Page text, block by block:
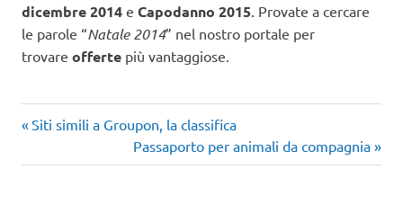
dicembre 2014 e Capodanno 2015. Provate a cercare
le parole “Natale 2014” nel nostro portale per
trovare offerte più vantaggiose.
Navigazione
articoli
Articolo
Siti simili a Groupon, la classifica
Articolo
successivo:
Passaporto per animali da compagnia